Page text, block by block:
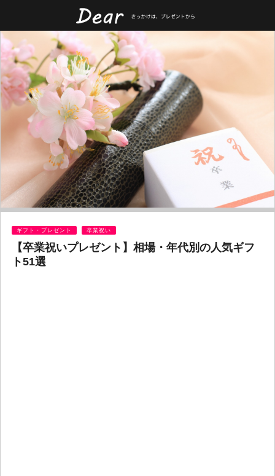
ギフト・プレゼント 卒業祝い
【卒業祝いプレゼント】相場・年代別の人気ギフ
ト51選